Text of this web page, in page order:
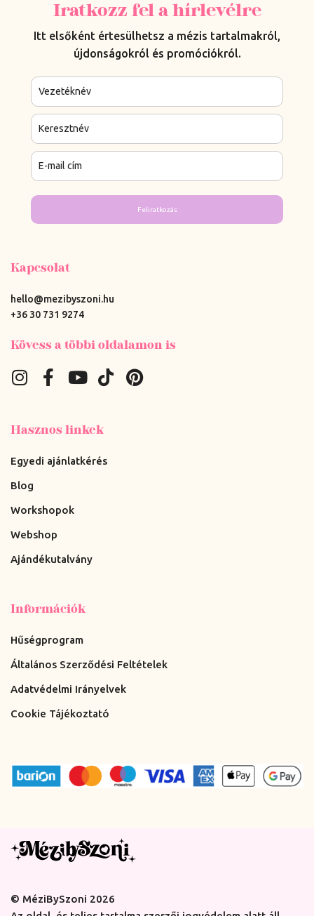
Iratkozz fel a hírlevélre
Itt elsőként értesülhetsz a mézis tartalmakról,
újdonságokról és promóciókról.
Feliratkozás
Kapcsolat
hello@mezibyszoni.hu
+36 30 731 9274
Kövess a többi oldalamon is
Hasznos linkek
Egyedi ajánlatkérés
Blog
Workshopok
Webshop
Ajándékutalvány
Információk
Hűségprogram
Általános Szerződési Feltételek
Adatvédelmi Irányelvek
Cookie Tájékoztató
© MéziBySzoni 2026